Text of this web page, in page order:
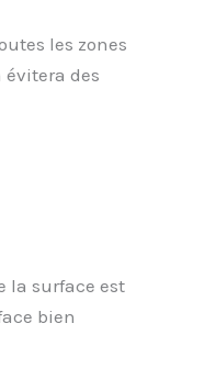
les zones
des
la surface est
bien